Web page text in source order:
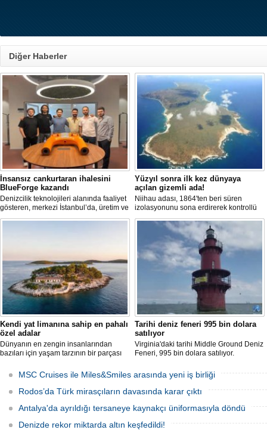
Diğer Haberler
İnsansız cankurtaran ihalesini
BlueForge kazandı
Denizcilik teknolojileri alanında faaliyet
gösteren, merkezi İstanbul’da, üretim ve
Ar-Ge faaliyetlerinin önemli bölümünü
Yüzyıl sonra ilk kez dünyaya
açılan gizemli ada!
Niihau adası, 1864'ten beri süren
izolasyonunu sona erdirerek kontrollü
turist ziyaretlerine açıldı. Ada sakinleri,
modern teknolojiden uzak, katı
kurallarla dolu bir yaşam sürdürüyor.
Kendi yat limanına sahip en pahalı
özel adalar
Dünyanın en zengin insanlarından
bazıları için yaşam tarzının bir parçası
zamanda kendi yat limanı, helikopter
pisti ve seçkin villaları da içeren koca bir
özel adadır.
Tarihi deniz feneri 995 bin dolara
satılıyor
Virginia'daki tarihi Middle Ground Deniz
Feneri, 995 bin dolara satılıyor.
üretebilen bir yaşam alanına
dönüştürüldü.
MSC Cruises ile Miles&Smiles arasında yeni iş birliği
Rodos’da Türk mirasçıların davasında karar çıktı
Antalya'da ayrıldığı tersaneye kaynakçı üniformasıyla döndü
Denizde rekor miktarda altın keşfedildi!